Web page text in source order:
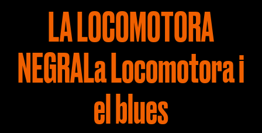
LA LOCOMOTORA
NEGRALa Locomotora i
el blues